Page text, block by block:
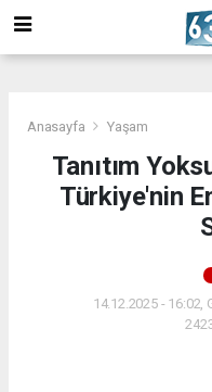
Anasayfa Yaşam
Tanıtım
Türkiye'nin
14.12.2025 - 16:02,